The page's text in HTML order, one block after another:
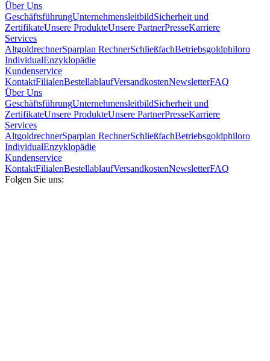
Über Uns
GeschäftsführungUnternehmensleitbildSicherheit und
ZertifikateUnsere ProdukteUnsere PartnerPresseKarriere
Services
AltgoldrechnerSparplan RechnerSchließfachBetriebsgoldphiloro
IndividualEnzyklopädie
Kundenservice
KontaktFilialenBestellablaufVersandkostenNewsletterFAQ
Über Uns
GeschäftsführungUnternehmensleitbildSicherheit und
ZertifikateUnsere ProdukteUnsere PartnerPresseKarriere
Services
AltgoldrechnerSparplan RechnerSchließfachBetriebsgoldphiloro
IndividualEnzyklopädie
Kundenservice
KontaktFilialenBestellablaufVersandkostenNewsletterFAQ
Folgen Sie uns: